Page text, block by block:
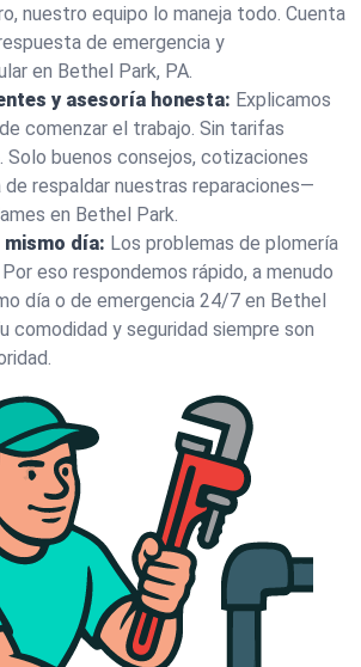
nuestro equipo lo maneja todo. Cuenta
de emergencia y
en Bethel Park, PA.
y asesoría honesta: Explicamos
comenzar el trabajo. Sin tarifas
Solo buenos consejos, cotizaciones
respaldar nuestras reparaciones—
en Bethel Park.
día: Los problemas de plomería
eso respondemos rápido, a menudo
día o de emergencia 24/7 en Bethel
comodidad y seguridad siempre son